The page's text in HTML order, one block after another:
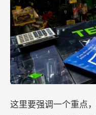
这里要强调一个重点